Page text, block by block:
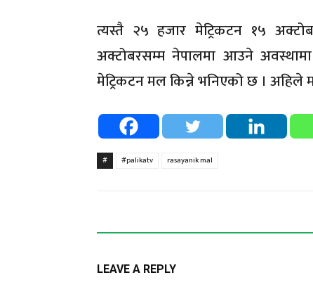
त्यस्तै २५ हजार मेट्रिकटन १५
अक्टोबरसम्म नेपालमा आउने
मेट्रिकटन मल किन्ने भनिएको छ । अहिले
# #palikatv rasayanik mal
LEAVE A REPLY